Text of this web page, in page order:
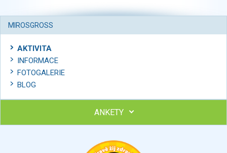
MIROSGROSS
AKTIVITA
INFORMACE
FOTOGALERIE
BLOG
ANKETY